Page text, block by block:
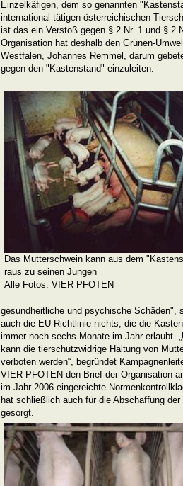
Einzelkäfigen, dem so genannten
international tätigen österreichischen
ist das ein Verstoß gegen § 2 Nr. 1 und § 2
Organisation hat deshalb den Grünen-
Westfalen, Johannes Remmel, darum
gegen den "Kastenstand" einzuleiten.
Das Mutterschwein kann aus dem
raus zu seinen Jungen
Alle Fotos: VIER PFOTEN
gesundheitliche und psychische Schäden",
auch die EU-Richtlinie nichts, die die
immer noch sechs Monate im Jahr erlaubt.
kann die tierschutzwidrige Haltung von
verboten werden“, begründet
VIER PFOTEN den Brief der Organisation
im Jahr 2006 eingereichte
hat schließlich auch für die Abschaffung
gesorgt.